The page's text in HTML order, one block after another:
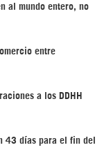
al mundo entero, no
entre
a los DDHH
43 días para el fin del